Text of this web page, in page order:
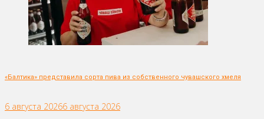
«Балтика» представила сорта пива из собственного чувашского хмеля
6 августа 20266 августа 2026